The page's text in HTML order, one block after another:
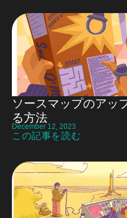
ソースマップのアッ
る方法
December 12, 2023
この記事を読む